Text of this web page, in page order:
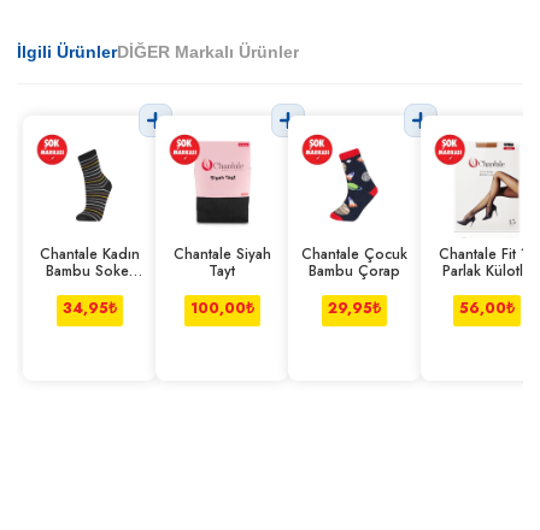
İlgili ÜrünlerDİĞER Markalı Ürünler
Chantale Kadın
Bambu Soket
34,95₺
Chantale Siyah
Tayt
100,00₺
Chantale Çocuk
Bambu Çorap
29,95₺
Chantale Fit 15
Parlak Külotlu
56,00₺